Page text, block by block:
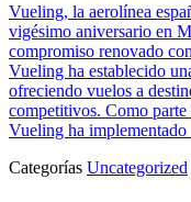
Vueling, la aerolínea
vigésimo aniversario en
compromiso renovado
Vueling ha establecido
ofreciendo vuelos a
competitivos. Como
Vueling ha implementado
Categorías Uncategorized